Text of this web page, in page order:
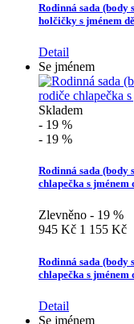
Rodinná sada
holčičky s jménem
Detail
Se jménem
Skladem
- 19 %
- 19 %
Rodinná sada
chlapečka s jménem
Zlevněno - 19 %
945 Kč 1 155 Kč
Rodinná sada
chlapečka s jménem
Detail
Se jménem